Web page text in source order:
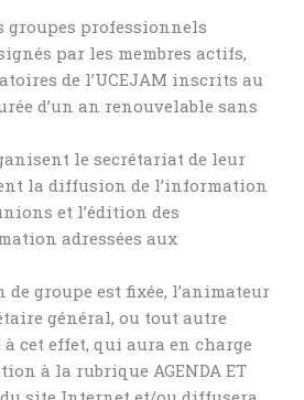
groupes professionnels
par les membres actifs,
de l’UCEJAM inscrits au
d’un an renouvelable sans
le secrétariat de leur
la diffusion de l’information
et l’édition des
adressées aux
de groupe est fixée, l’animateur
général, ou tout autre
cet effet, qui aura en charge
à la rubrique AGENDA ET